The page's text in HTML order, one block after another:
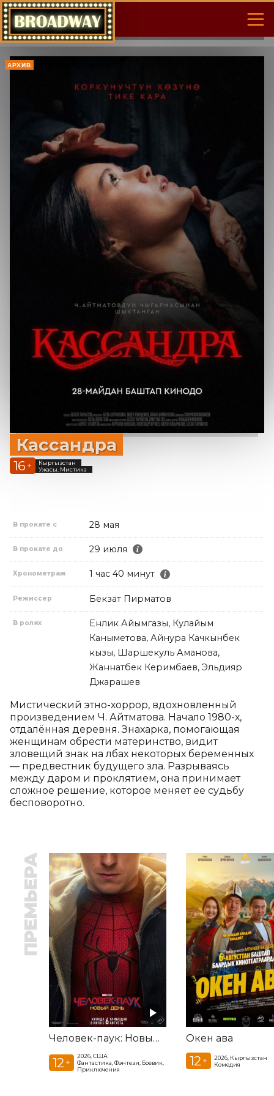
АРХИВ
Кассандра
16 +
Кыргызстан
Ужасы, Мистика
В прокате с 28 мая
В прокате до 29 июля
Хронометраж 1 час 40 минут
Режиссер Бекзат Пирматов
В ролях
Енлик Айымгазы, Кулайым
Каныметова, Айнура Качкынбек
кызы, Шаршекуль Аманова,
Жаннатбек Керимбаев, Эльдияр
Джарашев
Мистический этно-хоррор, вдохновленный
произведением Ч. Айтматова. Начало 1980-х,
отдалённая деревня. Знахарка, помогающая
женщинам обрести материнство, видит
зловещий знак на лбах некоторых беременных
— предвестник будущего зла. Разрываясь
между даром и проклятием, она принимает
сложное решение, которое меняет ее судьбу
бесповоротно.
ПРЕМЬЕРА
Человек-паук: Новый день
12 +
2026, США
Фантастика, Фэнтези, Боевик,
Приключения
Окен ава
12 +
2026, Кыргызстан
Комедия